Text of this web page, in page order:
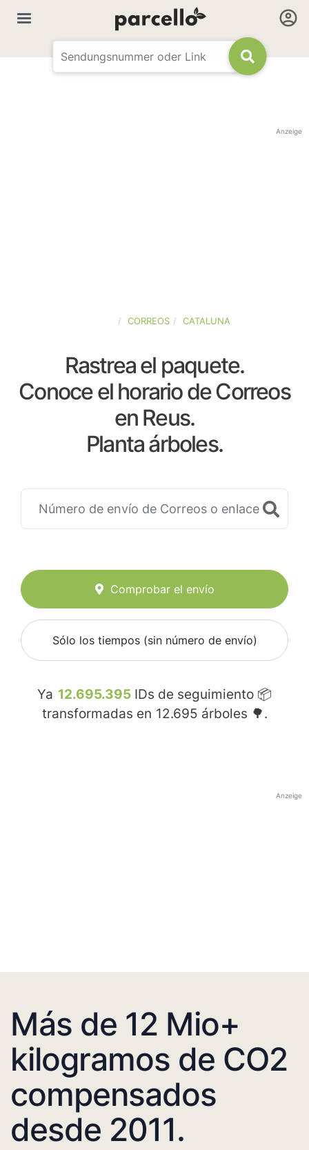
Anzeige
CORREOS CATALUNA
Rastrea el paquete.
Conoce el horario de Correos
en Reus.
Planta árboles.
Comprobar el envío
Sólo los tiempos (sin número de envío)
Ya 12.695.395 IDs de seguimiento 📦
transformadas en 12.695 árboles 🌳.
Anzeige
Más de 12 Mio+
kilogramos de CO2
compensados
desde 2011.